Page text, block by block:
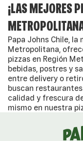
¡LAS MEJORES
Papa Johns Chile, la
Metropolitana,
pizzas en Región
bebidas, postres y
entre delivery o
buscan
calidad y frescura
mismo en nuestra